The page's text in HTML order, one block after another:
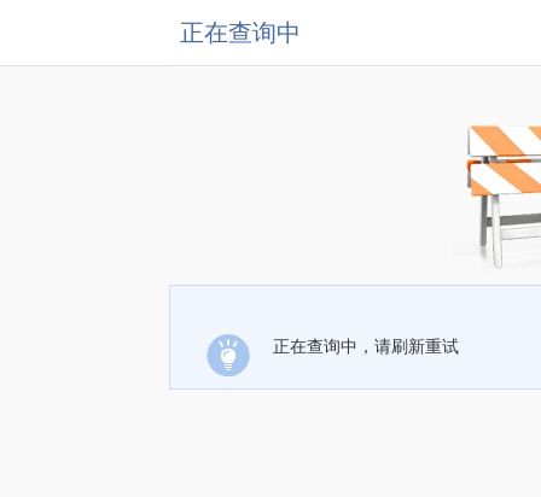
正在查询中
正在查询中，请刷新重试